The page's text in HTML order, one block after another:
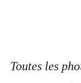
Toutes les